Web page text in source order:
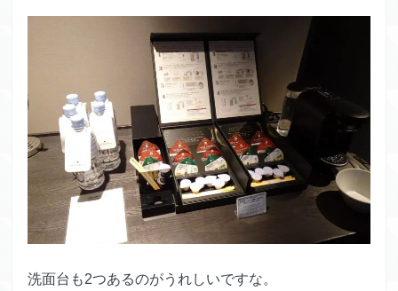
洗面台も2つあるのがうれしいですな。